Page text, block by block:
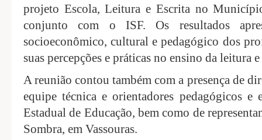
projeto Escola, Leitura e Escrita no
conjunto com o ISF. Os resultados
socioeconômico, cultural e pedagógico dos
suas percepções e práticas no ensino da leitura
A reunião contou também com a presença de
equipe técnica e orientadores pedagógicos e
Estadual de Educação, bem como de
Sombra, em Vassouras.